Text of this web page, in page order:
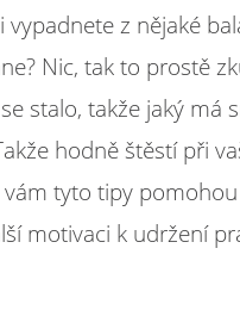
vypadnete z nějaké
Nic, tak to prostě
stalo, takže jaký má
hodně štěstí při
vám tyto tipy
motivaci k udržení